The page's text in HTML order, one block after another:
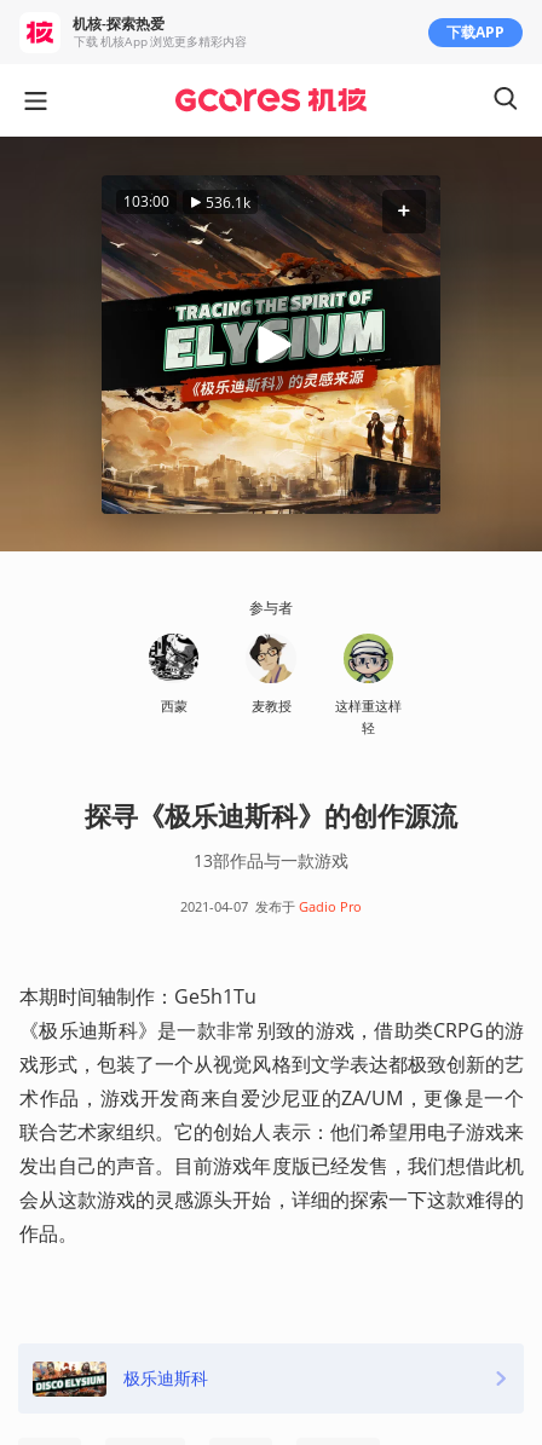
103:00 536.1k
参与者
西蒙 麦教授
这样重这样
轻
探寻《极乐迪斯科》的创作源流
13部作品与一款游戏
2021-04-07 发布于 Gadio Pro
本期时间轴制作：Ge5h1Tu
《极乐迪斯科》是一款非常别致的游戏，借助类CRPG的游
戏形式，包装了一个从视觉风格到文学表达都极致创新的艺
术作品，游戏开发商来自爱沙尼亚的ZA/UM，更像是一个
联合艺术家组织。它的创始人表示：他们希望用电子游戏来
发出自己的声音。目前游戏年度版已经发售，我们想借此机
会从这款游戏的灵感源头开始，详细的探索一下这款难得的
作品。
极乐迪斯科
机核-探索热爱
下载 机核App 浏览更多精彩内容 下载APP